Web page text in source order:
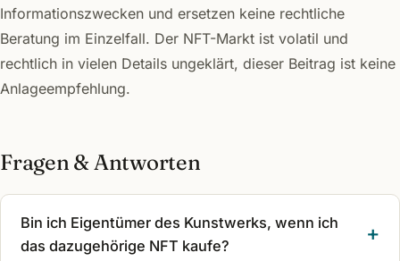
Informationszwecken und ersetzen keine rechtliche
Beratung im Einzelfall. Der NFT-Markt ist volatil und
rechtlich in vielen Details ungeklärt, dieser Beitrag ist keine
Anlageempfehlung.
Fragen & Antworten
Bin ich Eigentümer des Kunstwerks, wenn ich
das dazugehörige NFT kaufe?